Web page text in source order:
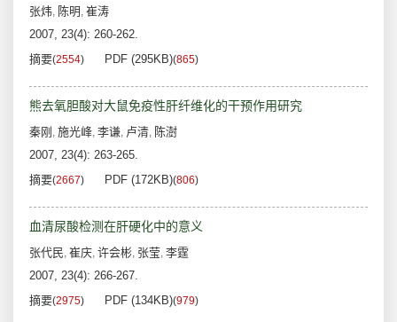
张炜, 陈明 , 崔涛
2007, 23(4): 260-262.
摘要(2554) PDF (295KB)(865)
熊去氧胆酸对大鼠免疫性肝纤维化的干预作用研究
秦刚 , 施光峰, 李谦, 卢清, 陈澍
2007, 23(4): 263-265.
摘要(2667) PDF (172KB)(806)
血清尿酸检测在肝硬化中的意义
张代民, 崔庆, 许会彬, 张莹, 李霆
2007, 23(4): 266-267.
摘要(2975) PDF (134KB)(979)